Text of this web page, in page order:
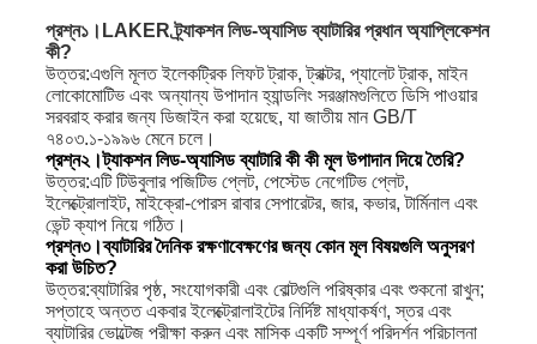
প্রশ্ন১। LAKER ট্র্যাকশন লিড-অ্যাসিড ব্যাটারির প্রধান অ্যাপ্লিকেশন
কী?
উত্তর:এগুলি মূলত ইলেকট্রিক লিফট ট্রাক, ট্রাক্টর, প্যালেট ট্রাক, মাইন
লোকোমোটিভ এবং অন্যান্য উপাদান হ্যান্ডলিং সরঞ্জামগুলিতে ডিসি পাওয়ার
সরবরাহ করার জন্য ডিজাইন করা হয়েছে, যা জাতীয় মান GB/T
৭৪০৩.১-১৯৯৬ মেনে চলে।
প্রশ্ন২।ট্যাকশন লিড-অ্যাসিড ব্যাটারি কী কী মূল উপাদান দিয়ে তৈরি?
উত্তর:এটি টিউবুলার পজিটিভ প্লেট, পেস্টেড নেগেটিভ প্লেট,
ইলেক্ট্রোলাইট, মাইক্রো-পোরস রাবার সেপারেটর, জার, কভার, টার্মিনাল এবং
ভেন্ট ক্যাপ নিয়ে গঠিত।
প্রশ্ন৩।ব্যাটারির দৈনিক রক্ষণাবেক্ষণের জন্য কোন মূল বিষয়গুলি অনুসরণ
করা উচিত?
উত্তর:ব্যাটারির পৃষ্ঠ, সংযোগকারী এবং বোল্টগুলি পরিষ্কার এবং শুকনো রাখুন;
সপ্তাহে অন্তত একবার ইলেক্ট্রোলাইটের নির্দিষ্ট মাধ্যাকর্ষণ, স্তর এবং
ব্যাটারির ভোল্টেজ পরীক্ষা করুন এবং মাসিক একটি সম্পূর্ণ পরিদর্শন পরিচালনা